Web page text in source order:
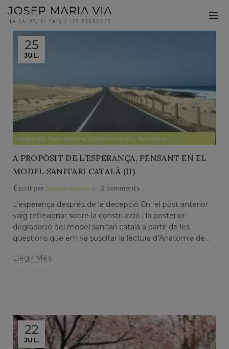
25
JUL.
Hospitals, Humanisme, Josep Maria Via, Narrativa, Papers privats
A PROPÒSIT DE L’ESPERANÇA, PENSANT EN EL
MODEL SANITARI CATALÀ (II)
Escrit per josepmariavia 2 comments
L’esperança després de la decepció En el post anterior
vaig reflexionar sobre la construcció i la posterior
degradació del model sanitari català a partir de les
qüestions que em va suscitar la lectura d’Anatomia de...
Llegir Més
22
JUL.